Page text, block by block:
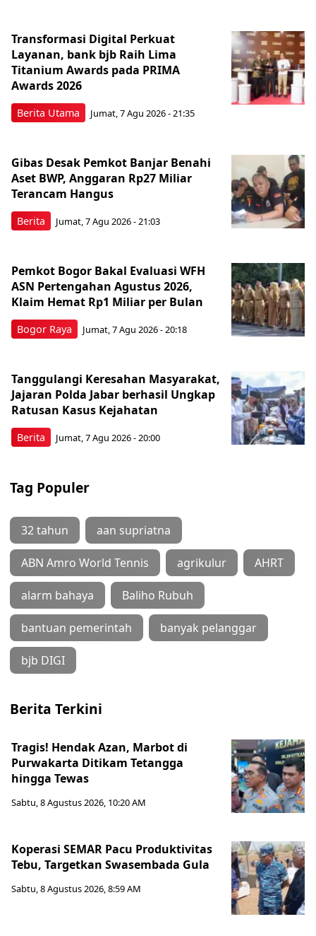
Berita Utama
Transformasi Digital Perkuat
Layanan, bank bjb Raih Lima
Titanium Awards pada PRIMA
Awards 2026
Jumat, 7 Agu 2026 - 21:35
Berita
Gibas Desak Pemkot Banjar Benahi
Aset BWP, Anggaran Rp27 Miliar
Terancam Hangus
Jumat, 7 Agu 2026 - 21:03
Bogor Raya
Pemkot Bogor Bakal Evaluasi WFH
ASN Pertengahan Agustus 2026,
Klaim Hemat Rp1 Miliar per Bulan
Jumat, 7 Agu 2026 - 20:18
Berita
Tanggulangi Keresahan Masyarakat,
Jajaran Polda Jabar berhasil Ungkap
Ratusan Kasus Kejahatan
Jumat, 7 Agu 2026 - 20:00
Tag Populer
32 tahun aan supriatna
ABN Amro World Tennis agrikulur AHRT
alarm bahaya Baliho Rubuh
bantuan pemerintah banyak pelanggar
bjb DIGI
Berita Terkini
Tragis! Hendak Azan, Marbot di
Purwakarta Ditikam Tetangga
hingga Tewas
Sabtu, 8 Agustus 2026, 10:20 AM
Koperasi SEMAR Pacu Produktivitas
Tebu, Targetkan Swasembada Gula
Sabtu, 8 Agustus 2026, 8:59 AM